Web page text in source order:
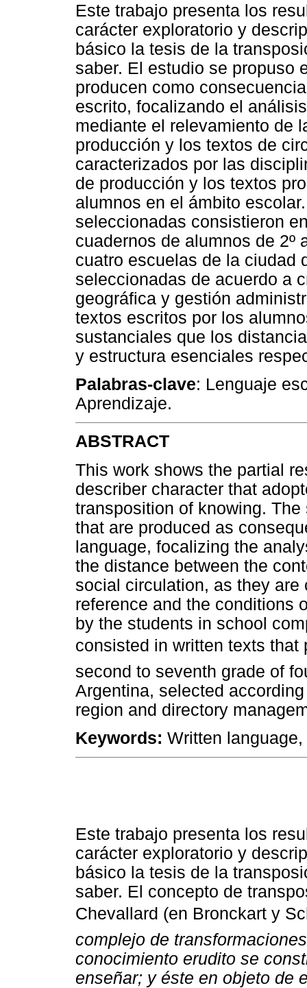
Este trabajo presenta los
carácter exploratorio y
básico la tesis de la
saber. El estudio se propuso
producen como
escrito, focalizando el
mediante el relevamiento de
producción y los textos de
caracterizados por las
de producción y los textos
alumnos en el ámbito
seleccionadas consistieron
cuadernos de alumnos de 2º
cuatro escuelas de la ciudad
seleccionadas de acuerdo a
geográfica y gestión
textos escritos por los
sustanciales que los
y estructura esenciales
Palabras-clave: Lenguaje
Aprendizaje.
ABSTRACT
This work shows the partial
describer character that
transposition of knowing.
that are produced as
language, focalizing the
the distance between the
social circulation, as they
reference and the conditions
by the students in school
consisted in written texts that
second to seventh grade of
Argentina, selected
region and directory
Keywords: Written
Este trabajo presenta los
carácter exploratorio y
básico la tesis de la
saber. El concepto de
Chevallard (en Bronckart y
complejo de
conocimiento erudito se
enseñar; y éste en objeto de